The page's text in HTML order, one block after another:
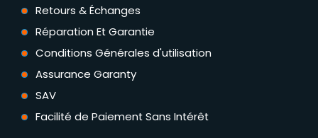
Retours & Échanges
Réparation Et Garantie
Conditions Générales d'utilisation
Assurance Garanty
SAV
Facilité de Paiement Sans Intérêt